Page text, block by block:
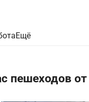
Ещё
пешеходов